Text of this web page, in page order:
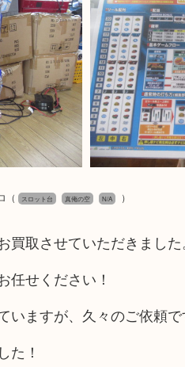
（ スロット台 真俺の空 N/A
）
取させていただきました
任せください！
ますが、久々のご依頼で
た！